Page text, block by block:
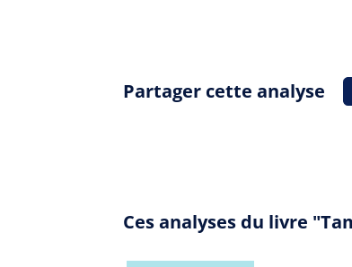
Partager cette analyse
Ces analyses du livre